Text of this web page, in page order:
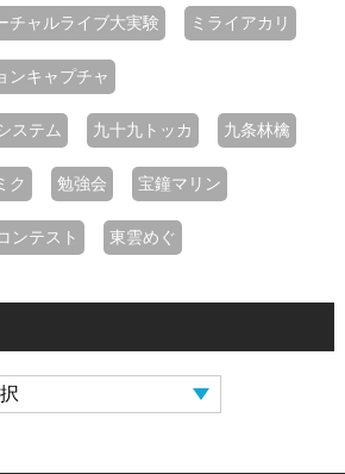
チャルライブ大実験 ミライアカリ
ンキャプチャ
ステム 九十九トッカ 九条林檎
ク 勉強会 宝鐘マリン
ンテスト 東雲めぐ